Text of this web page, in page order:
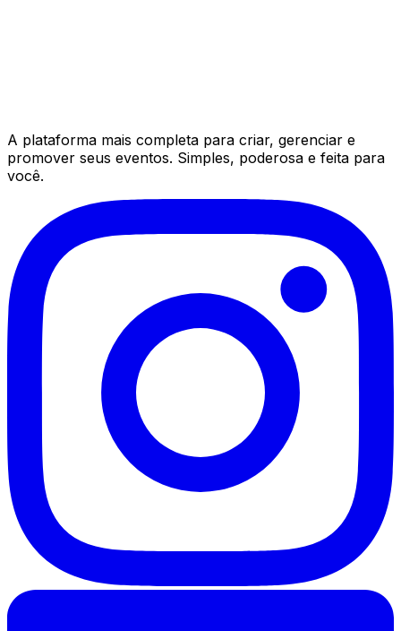
A plataforma mais completa para criar, gerenciar e
promover seus eventos. Simples, poderosa e feita para
você.